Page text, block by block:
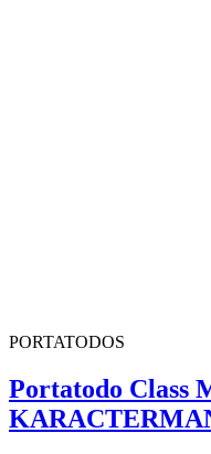
PORTATODOS
Portatodo Class